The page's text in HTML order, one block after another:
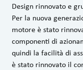
Design rinnovato e
Per la nuova
motore è stato
componenti di
quindi la facilità di
è stato rinnovato il